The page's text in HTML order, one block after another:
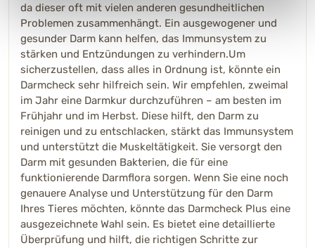
da dieser oft mit vielen anderen gesundheitlichen
Problemen zusammenhängt. Ein ausgewogener und
gesunder Darm kann helfen, das Immunsystem zu
stärken und Entzündungen zu verhindern.Um
sicherzustellen, dass alles in Ordnung ist, könnte ein
Darmcheck sehr hilfreich sein. Wir empfehlen, zweimal
im Jahr eine Darmkur durchzuführen – am besten im
Frühjahr und im Herbst. Diese hilft, den Darm zu
reinigen und zu entschlacken, stärkt das Immunsystem
und unterstützt die Muskeltätigkeit. Sie versorgt den
Darm mit gesunden Bakterien, die für eine
funktionierende Darmflora sorgen. Wenn Sie eine noch
genauere Analyse und Unterstützung für den Darm
Ihres Tieres möchten, könnte das Darmcheck Plus eine
ausgezeichnete Wahl sein. Es bietet eine detaillierte
Überprüfung und hilft, die richtigen Schritte zur